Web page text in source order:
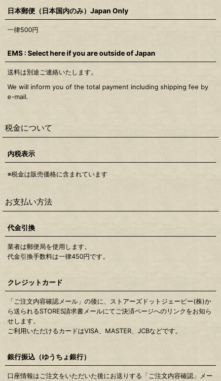
日本郵便（日本国内のみ）Japan Only
一律500円
EMS : Select here if you are outside of Japan
送料は別途ご連絡いたします。
We will inform you of the total payment including shipping fee by
e-mail.
税金について
内税表示
※税金は販売価格に含まれています
お支払い方法
代金引換
業者は郵便局を使用します。
代金引換手数料は一律450円です。
クレジットカード
「ご注文内容確認メール」の後に、ストアーズドットジェーピー(株)か
ら送られるSTORES請求書メールにてご決済ページへのリンクをお知ら
せします。
ご利用いただけるカードはVISA、MASTER、JCBなどです。
銀行振込（ゆうちょ銀行）
口座情報はご注文をいただいた後にお送りする「ご注文内容確認」メー